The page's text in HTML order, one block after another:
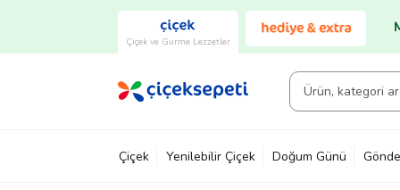
Çiçek ve Gurme Lezzetler
Çiçek Yenilebilir Çiçek Doğum Günü